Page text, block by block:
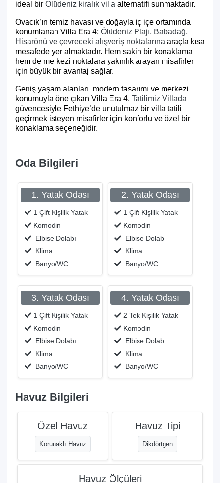
ideal bir Ölüdeniz kiralık villa alternatifi sunmaktadır.
Ovacık’ın temiz havası ve doğayla iç içe ortamında
konumlanan Villa Era 4; Ölüdeniz Plajı, Babadağ,
Hisarönü ve çevredeki alışveriş noktalarına araçla kısa
mesafede yer almaktadır. Hem sakin bir konaklama
hem de merkezi noktalara yakınlık arayan misafirler
için büyük bir avantaj sağlar.
Geniş yaşam alanları, modern tasarımı ve merkezi
konumuyla öne çıkan Villa Era 4, Tatilimiz Villada
güvencesiyle Fethiye’de unutulmaz bir villa tatili
geçirmek isteyen misafirler için konforlu ve özel bir
konaklama seçeneğidir.
Oda Bilgileri
1. Yatak Odası
1 Çift Kişilik Yatak
Komodin
Elbise Dolabı
Klima
Banyo/WC
2. Yatak Odası
1 Çift Kişilik Yatak
Komodin
Elbise Dolabı
Klima
Banyo/WC
3. Yatak Odası
1 Çift Kişilik Yatak
Komodin
Elbise Dolabı
Klima
Banyo/WC
4. Yatak Odası
2 Tek Kişilik Yatak
Komodin
Elbise Dolabı
Klima
Banyo/WC
Havuz Bilgileri
Özel Havuz
Korunaklı Havuz
Havuz Tipi
Dikdörtgen
Havuz Ölçüleri